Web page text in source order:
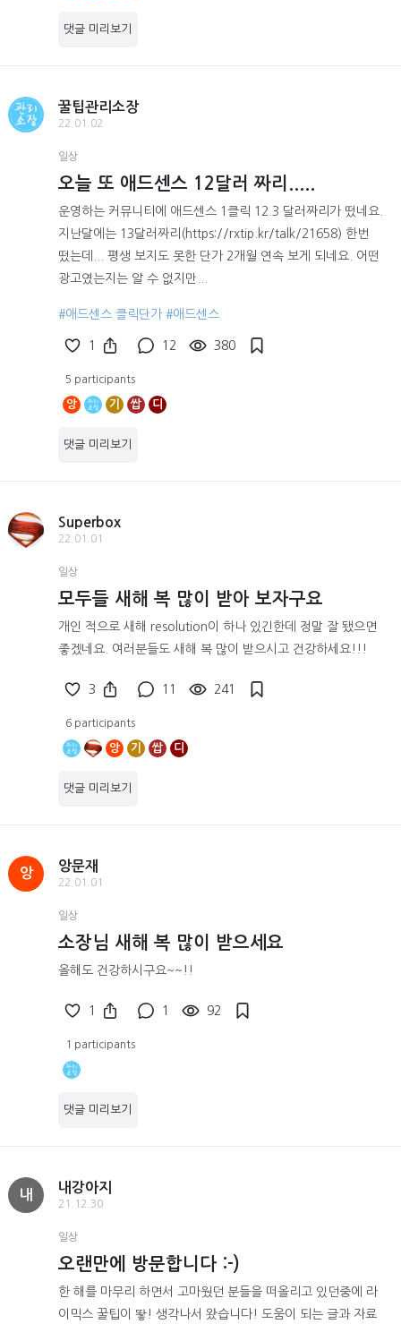
댓글 미리보기
꿀팁관리소장
22.01.02
일상
오늘 또 애드센스 12달러 짜리.....
운영하는 커뮤니티에 애드센스 1클릭 12.3 달러짜리가 떴네요.
지난달에는 13달러짜리(https://rxtip.kr/talk/21658) 한번
떴는데... 평생 보지도 못한 단가 2개월 연속 보게 되네요. 어떤
광고였는지는 알 수 없지만...
#애드센스 클릭단가 #애드센스
1 12 380
5 participants
앙 기 쌉 디
댓글 미리보기
Superbox
22.01.01
일상
모두들 새해 복 많이 받아 보자구요
개인 적으로 새해 resolution이 하나 있긴한데 정말 잘 됐으면
좋겠네요. 여러분들도 새해 복 많이 받으시고 건강하세요!!!
3 11 241
6 participants
앙 기 쌉 디
댓글 미리보기
앙
앙문재
22.01.01
일상
소장님 새해 복 많이 받으세요
올해도 건강하시구요~~!!
1 1 92
1 participants
댓글 미리보기
내
내강아지
21.12.30
일상
오랜만에 방문합니다 :-)
한 해를 마무리 하면서 고마웠던 분들을 떠올리고 있던중에 라
이믹스 꿀팁이 뙇! 생각나서 왔습니다! 도움이 되는 글과 자료